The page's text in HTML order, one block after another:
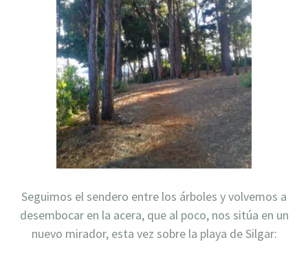
Seguimos el sendero entre los árboles y volvemos a
desembocar en la acera, que al poco, nos sitúa en un
nuevo mirador, esta vez sobre la playa de Silgar: